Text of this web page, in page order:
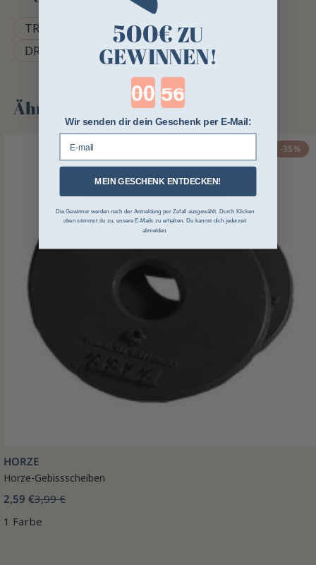
TRENSE UND ZUBEHÖR
NETZZUBEHÖR
DRESSURREITEN
Ähnliche Produkte
-35%
HORZE
Horze-Gebissscheiben
2,59 €3,99 €
1 Farbe
500€ ZU
GEWINNEN!
Countdown ends in:
Wir senden dir dein Geschenk per E-Mail:
MEIN GESCHENK ENTDECKEN!
Die Gewinner werden nach der Anmeldung per Zufall ausgewählt. Durch Klicken
oben stimmst du zu, unsere E-Mails zu erhalten. Du kannst dich jederzeit
abmelden.